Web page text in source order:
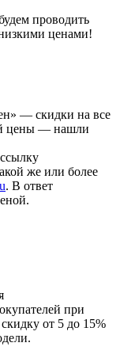
проводить
ценами!
— скидки на все
цены — нашли
же или более
. В ответ
при
от 5 до 15%